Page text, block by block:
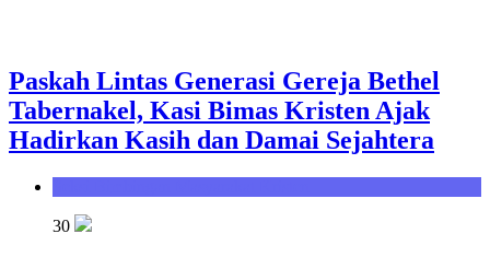
Paskah Lintas Generasi Gereja Bethel
Tabernakel, Kasi Bimas Kristen Ajak
Hadirkan Kasih dan Damai Sejahtera
30